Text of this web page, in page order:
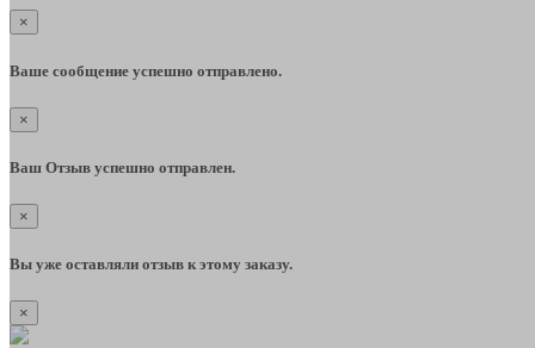
×
Ваше сообщение успешно отправлено.
×
Ваш Отзыв успешно отправлен.
×
Вы уже оставляли отзыв к этому заказу.
×